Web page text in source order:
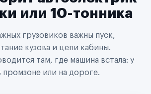
или 10-тонника
грузовиков важны пуск,
кузова и цепи кабины.
там, где машина встала: у
промзоне или на дороге.